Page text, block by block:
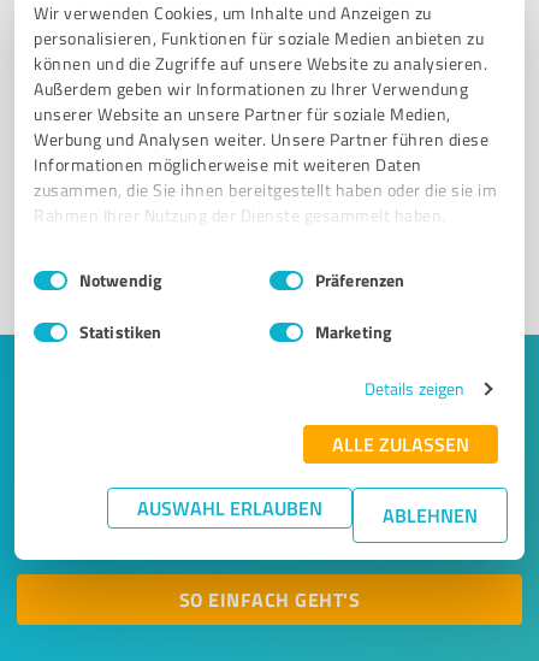
Wir verwenden Cookies, um Inhalte und Anzeigen zu
personalisieren, Funktionen für soziale Medien anbieten zu
können und die Zugriffe auf unsere Website zu analysieren.
Außerdem geben wir Informationen zu Ihrer Verwendung
unserer Website an unsere Partner für soziale Medien,
Werbung und Analysen weiter. Unsere Partner führen diese
Informationen möglicherweise mit weiteren Daten
zusammen, die Sie ihnen bereitgestellt haben oder die sie im
Rahmen Ihrer Nutzung der Dienste gesammelt haben.
Impressum Datenschutzbestimmungen
Einwilligungsauswahl
Notwendig Präferenzen
Statistiken Marketing
Details zeigen
ALLE ZULASSEN
AUSWAHL ERLAUBEN ABLEHNEN
Sie möchten auch hier gelistet werden?
Registrieren Sie sich jetzt und werden Sie ein von
Kunden empfohlener ProvenExpert!
Keine Zeit für lange Recherchen und E-
Mails? Jetzt Angebote empfangen!
Lassen Sie sich einfach von passenden Experten in Ihrer
Nähe kontaktieren! Wir leiten Ihr Anliegen aus einem
kurzen Formular an bis zu 20 passende Dienstleister weiter.
SO EINFACH GEHT'S